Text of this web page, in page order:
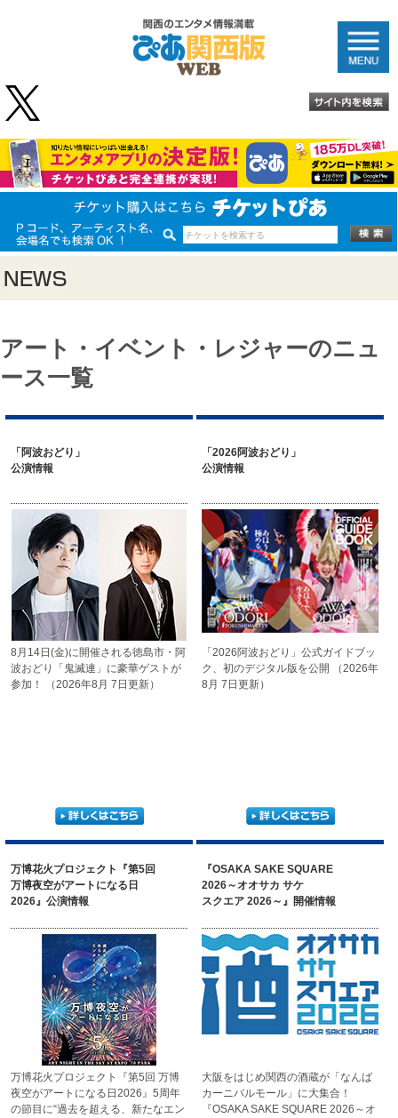
アート・イベント・レジャーのニュ
ース一覧
「阿波おどり」
公演情報
8月14日(金)に開催される徳島市・阿
波おどり「鬼滅連」に豪華ゲストが
参加！
（2026年8月 7日更新）
「2026阿波おどり」
公演情報
「2026阿波おどり」公式ガイドブッ
ク、初のデジタル版を公開
（2026年
8月 7日更新）
万博花火プロジェクト『第5回
万博夜空がアートになる日
2026』公演情報
万博花火プロジェクト
『第5回 万博
夜空がアートになる日2026』5周年
の節目に“過去を超える、 新たなエン
『OSAKA SAKE SQUARE
2026～オオサカ サケ
スクエア 2026～』開催情報
大阪をはじめ関西の酒蔵が「なんば
カーニバルモール」に大集合！
『OSAKA SAKE SQUARE 2026 ～オ